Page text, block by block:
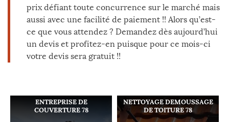
prix défiant toute concurrence sur le marché mais
aussi avec une facilité de paiement !! Alors qu’est-
ce que vous attendez ? Demandez dès aujourd’hui
un devis et profitez-en puisque pour ce mois-ci
votre devis sera gratuit !!
ENTREPRISE DE
COUVERTURE 78
NETTOYAGE DEMOUSSAGE
DE TOITURE 78